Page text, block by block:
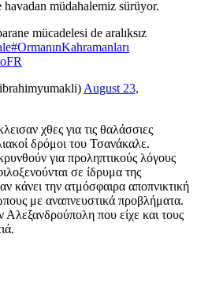
müdahalemiz sürüyor.
mücadelesi de aralıksız
#OrmanınKahramanları
August 23,
χθες για τις θαλάσσιες
δρόμοι του Τσανάκαλε.
για προληπτικούς λόγους
σε ίδρυμα της
κάνει την ατμόσφαιρα αποπνικτική
με αναπνευστικά προβλήματα.
Αλεξανδρούπολη που είχε και τους